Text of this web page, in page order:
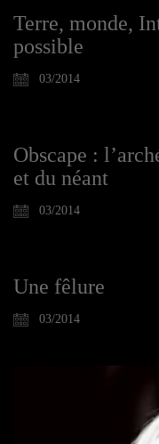
Terre, monde,
possible
03/2014
Obscape :
et du néant
03/2014
Une fêlure
03/2014